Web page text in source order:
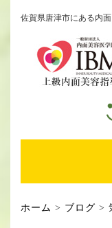
佐賀県唐津市にある内
ホーム > ブログ >